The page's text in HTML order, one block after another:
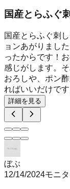
国産とらふぐ
国産とらふぐ刺
ョンあがりまし
ったからです！
感じがします。
おろしや、ポン
ればいいだけで
詳細を見る
ぼぶ
12/14/2024モニ